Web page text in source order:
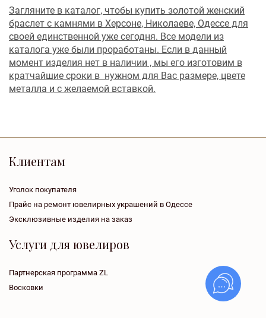
Загляните в каталог, чтобы купить золотой женский
браслет с камнями в Херсоне, Николаеве, Одессе для
своей единственной уже сегодня. Все модели из
каталога уже были проработаны. Если в данный
момент изделия нет в наличии , мы его изготовим в
кратчайшие сроки в нужном для Вас размере, цвете
металла и с желаемой вставкой.
Клиентам
Уголок покупателя
Прайс на ремонт ювелирных украшений в Одессе
Эксклюзивные изделия на заказ
Услуги для ювелиров
Партнерская программа ZL
Восковки